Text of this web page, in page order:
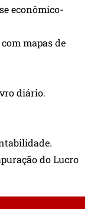
econômico-
mapas de
diário.
do Lucro